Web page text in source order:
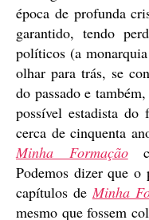
época de profunda
garantido, tendo
políticos (a
olhar para trás, se
do passado e
possível estadista
cerca de cinquenta
Minha Formação
Podemos dizer que o
capítulos de Minha
mesmo que fossem